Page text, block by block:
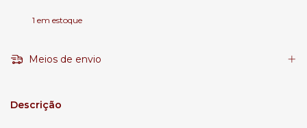
1 em estoque
Meios de envio
Descrição